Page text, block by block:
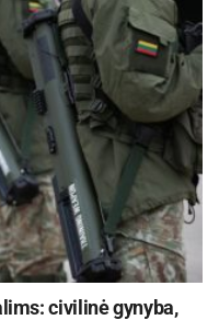
civilinė gynyba,